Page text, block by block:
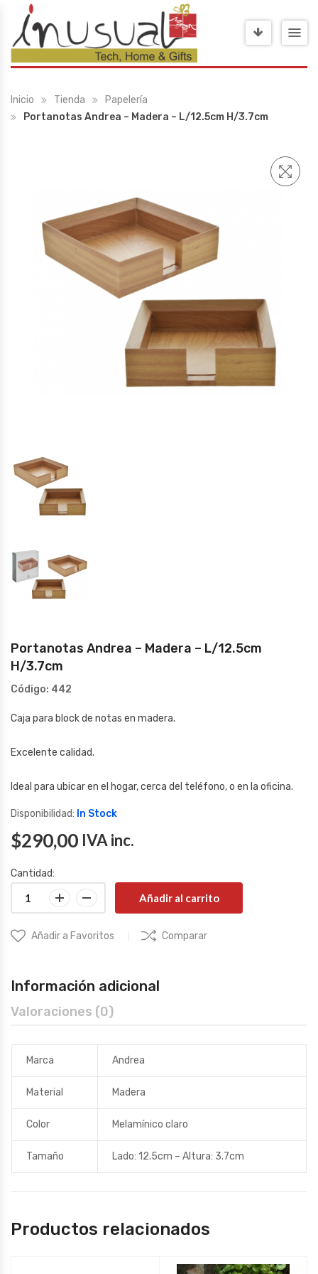
Inicio Tienda
Papelería
Portanotas Andrea – Madera – L/12.5cm H/3.7cm
Portanotas Andrea – Madera – L/12.5cm
H/3.7cm
Código: 442
Caja para block de notas en madera.
Excelente calidad.
Ideal para ubicar en el hogar, cerca del teléfono, o en la oficina.
Disponibilidad: In Stock
$290,00 IVA inc.
Cantidad:
Añadir al carrito
Añadir a Favoritos Comparar
Información adicional
Valoraciones (0)
Marca Andrea
Material Madera
Color Melamínico claro
Tamaño Lado: 12.5cm – Altura: 3.7cm
Productos relacionados